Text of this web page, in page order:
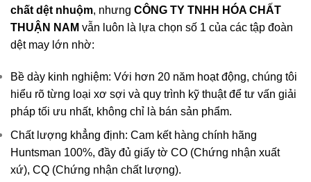
chất dệt nhuộm, nhưng CÔNG TY TNHH HÓA CHẤT
THUẬN NAM vẫn luôn là lựa chọn số 1 của các tập đoàn
dệt may lớn nhờ:
Bề dày kinh nghiệm: Với hơn 20 năm hoạt động, chúng tôi
hiểu rõ từng loại xơ sợi và quy trình kỹ thuật để tư vấn giải
pháp tối ưu nhất, không chỉ là bán sản phẩm.
Chất lượng khẳng định: Cam kết hàng chính hãng
Huntsman 100%, đầy đủ giấy tờ CO (Chứng nhận xuất
xứ), CQ (Chứng nhận chất lượng).